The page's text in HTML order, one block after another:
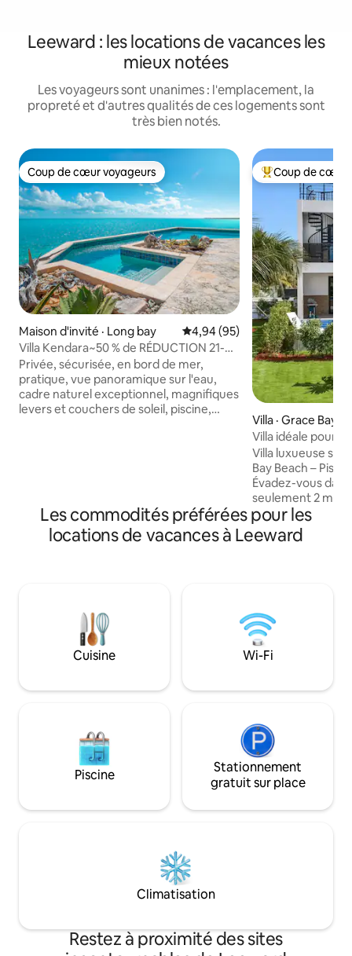
Leeward : les locations de vacances les
mieux notées
Les voyageurs sont unanimes : l'emplacement, la
propreté et d'autres qualités de ces logements sont
très bien notés.
Coup de cœur voyageurs
Coup de cœur voyageurs
Maison d'invité · Long bay Note moyenne de 4,94 sur 5,
4,94 (95)
Villa Kendara~50 % de RÉDUCTION 21-
25/08~Plage~Priv~Portail~Vue
Privée, sécurisée, en bord de mer,
pratique, vue panoramique sur l'eau,
cadre naturel exceptionnel, magnifiques
levers et couchers de soleil, piscine,
fournitures, climatisation, ventilateurs,
Wi-Fi, TV, DVD, téléphone, coffre-fort,
mezzanine pour enfants, terrasse en
partenaires sur la location de voiture, les
sports nautiques/excursions
écologiques, les croisières et les
massages.
Coup de cœur
Coup de cœur
Villa · Grace Bay
Villa idéale pour
Villa luxueuse
Bay Beach –
Évadez-vous
seulement 2
10 minutes à pied
Détendez-vous
débordement
connexion
optique. Parfaite
cette retraite
et service de
activités.
Les commodités préférées pour les
locations de vacances à Leeward
Cuisine Wi-Fi
Piscine
Stationnement
gratuit sur place
Climatisation
Restez à proximité des sites